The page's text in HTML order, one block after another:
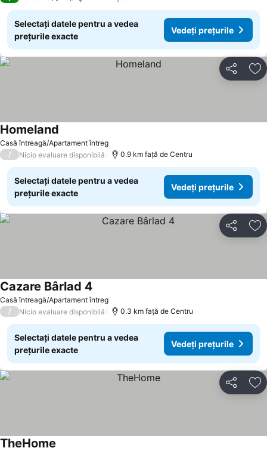
Selectați datele pentru a vedea
prețurile exacte
Vedeți prețurile
Distribuiți
Casă întreagă/Apartament întreg
Homeland
/ Nicio evaluare disponibilă 0.9 km faţă de Centru
Selectați datele pentru a vedea
prețurile exacte
Vedeți prețurile
Distribuiți
Casă întreagă/Apartament întreg
Cazare Bârlad 4
/ Nicio evaluare disponibilă 0.3 km faţă de Centru
Selectați datele pentru a vedea
prețurile exacte
Vedeți prețurile
Distribuiți
TheHome